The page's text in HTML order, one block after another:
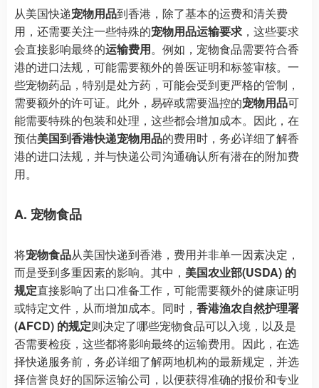
从美国快递宠物用品到香港，除了基本的运费和清关费
用，还需要关注一些特殊的宠物用品运输要求 ，这些要求
会直接影响最终的运输费用。例如，宠物食品需要符合香
港的进口法规，可能需要额外的兽医证明和标签审核。一
些宠物药品，特别是处方药，可能会受到更严格的管制，
需要额外的许可证。此外，易碎或需要温控的宠物用品可
能需要特殊的包装和处理，这些都会增加成本。因此，在
预估美国到香港快递宠物用品的费用时，务必详细了解香
港的进口法规，并与快递公司沟通确认所有潜在的附加费
用。
A. 宠物食品
将宠物食品从美国快递到香港，费用并非单一因素决定，
而是受到多重因素的影响。其中， 美国农业部(USDA) 的
规定直接影响了出口准备工作，可能需要额外的健康证明
或特定文件，从而增加成本。同时， 香港渔农自然护理署
(AFCD) 的规定则决定了哪些宠物食品可以入境，以及是
否需要检疫，这些都将影响最终的运输费用。因此，在选
择快递服务前，务必详细了解两地机构的最新规定，并选
择信誉良好的国际运输公司，以便获得准确的报价和专业